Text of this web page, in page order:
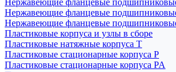
Нержавеющие фланцевые
Нержавеющие фланцевые
Нержавеющие фланцевые
Пластиковые корпуса и узлы в сборе
Пластиковые натяжные корпуса T
Пластиковые стационарные корпуса P
Пластиковые стационарные корпуса PA